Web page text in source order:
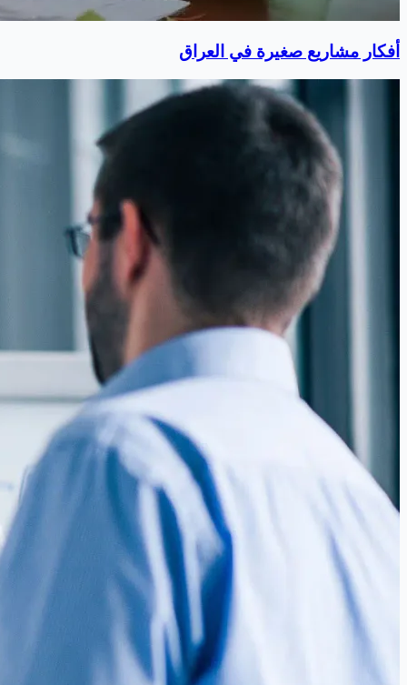
أفكار مشاريع صغيرة في العراق